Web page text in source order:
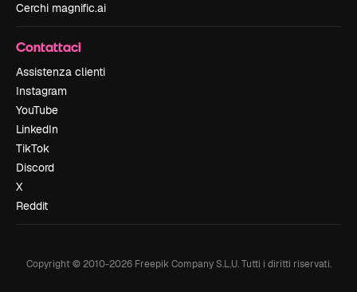
Cerchi magnific.ai
Contattaci
Assistenza clienti
Instagram
YouTube
LinkedIn
TikTok
Discord
X
Reddit
Copyright © 2010-2026Freepik Company S.L.U. Tutti i diritti riservati.